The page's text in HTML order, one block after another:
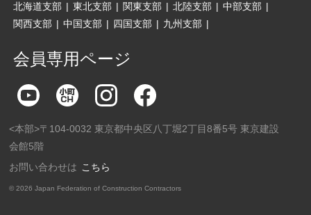
北海道支部 | 東北支部 | 関東支部 | 北陸支部 | 中部支部 |
関西支部 | 中国支部 | 四国支部 | 九州支部 |
会員専用ページ
<本部>〒104-0032 東京都中央区八丁堀2丁目8番5号 東京建設
会館5階
お問い合わせは こちら
©2026 Japan Federation of Construction Contractors